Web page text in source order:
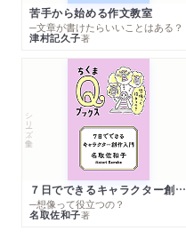
苦手から始める作文教室
─文章が書けたらいいことはある？
津村記久子著
シリーズ・全集
７日でできるキャラクター創作入門
─想像って役立つの？
名取佐和子著